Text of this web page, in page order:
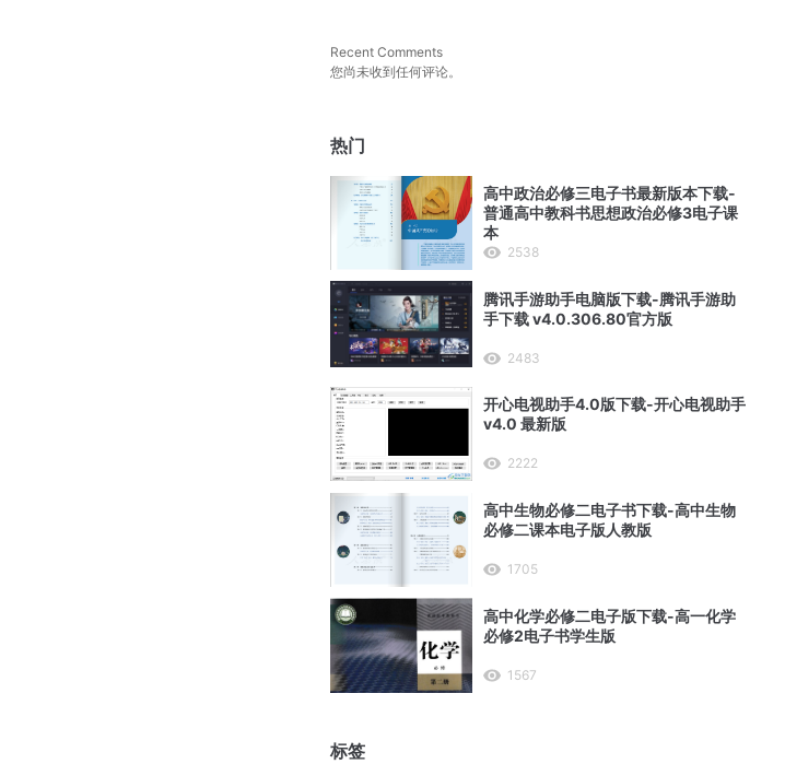
Recent Comments
您尚未收到任何评论。
热门
高中政治必修三电子书最新版本下载-
普通高中教科书思想政治必修3电子课
本
2538
腾讯手游助手电脑版下载-腾讯手游助
手下载 v4.0.306.80官方版
2483
开心电视助手4.0版下载-开心电视助手
v4.0 最新版
2222
高中生物必修二电子书下载-高中生物
必修二课本电子版人教版
1705
高中化学必修二电子版下载-高一化学
必修2电子书学生版
1567
标签